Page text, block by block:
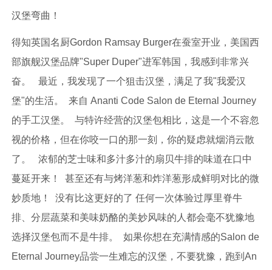
汉堡弯曲！
得知英国名厨Gordon Ramsay Burger在蚕室开业，美国西
部旗舰汉堡品牌"Super Duper"进军韩国，我感到非常兴
奋。 最近，我发现了一个狙击汉堡，满足了我"我爱汉
堡"的生活。 来自 Ananti Code Salon de Eternal Journey
的手工汉堡。 与特许经营的汉堡包相比，这是一个不容忽
视的价格，但在你咬一口的那一刻，你的疑虑就烟消云散
了。 浓郁的芝士味和多汁多汁的扇贝牛排的味道在口中
蔓延开来！ 甚至还有与烤洋葱和炸洋葱形成鲜明对比的微
妙质地！ 没有比这更好的了 任何一次体验过厚里脊牛
排、分层蔬菜和美味奶酪的美妙风味的人都会毫不犹豫地
选择汉堡包而不是牛排。 如果你想在充满情感的Salon de
Eternal Journey品尝一生难忘的汉堡，不要犹豫，跑到An